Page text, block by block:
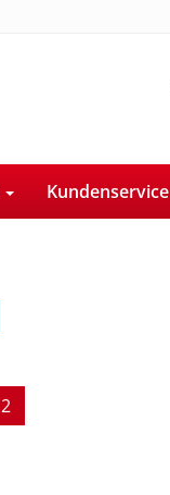
Kundenservice
2